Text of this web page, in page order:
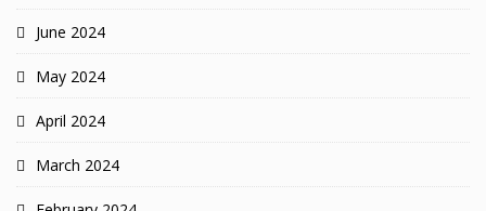
June 2024
May 2024
April 2024
March 2024